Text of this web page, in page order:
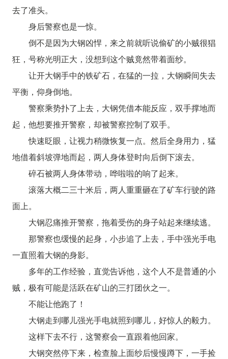
去了准头。
身后警察也是一惊。
倒不是因为大钢凶悍，来之前就听说偷矿的小贼很猖
狂，号称光明正大，没想到这个贼竟然带着面纱。
让开大钢手中的铁矿石，在猛的一拉，大钢瞬间失去
平衡，仰身倒地。
警察乘势扑了上去，大钢凭借本能反应，双手撑地而
起，他想要推开警察，却被警察控制了双手。
快速眨眼，让视力稍微恢复一点。然后全身用力，猛
地借着斜坡弹地而起，两人身体登时向后倒下滚去。
碎石被两人身体带动，哗啦啦的响了起来。
滚落大概二三十米后，两人重重砸在了矿车行驶的路
面上。
大钢忍痛推开警察，拖着受伤的身子站起来继续逃。
那警察也缓慢的起身，小步追了上去，手中强光手电
一直照着大钢的身影。
多年的工作经验，直觉告诉他，这个人不是普通的小
贼，极有可能是活跃在矿山的三打团伙之一。
不能让他跑了！
大钢走到哪儿强光手电就照到哪儿，好惊人的毅力。
这样下去不行，这警察会一直跟着他回家。
大钢突然停下来，检查脸上面纱后慢慢蹲下，一手捡